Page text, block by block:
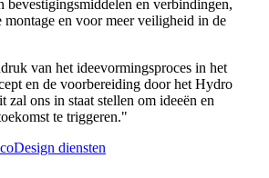
bevestigingsmiddelen en verbindingen,
montage en voor meer veiligheid in de
van het ideevormingsproces in het
en de voorbereiding door het Hydro
ons in staat stellen om ideeën en
te triggeren."
diensten